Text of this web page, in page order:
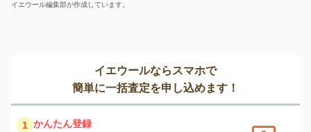
イエウール編集部が作成しています。
イエウールならスマホで
簡単に一括査定を申し込めます！
1 かんたん登録